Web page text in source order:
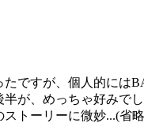
たですが、個人的には
が、めっちゃ好みで
トーリーに微妙...(省